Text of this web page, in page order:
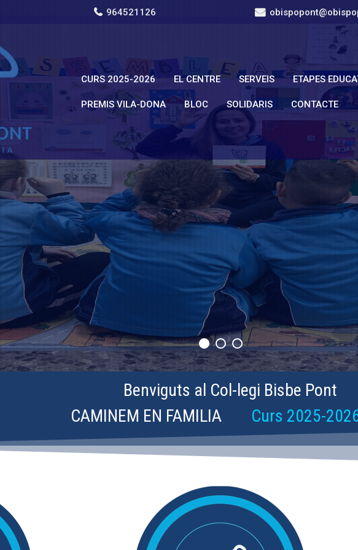
964521126
CURS 2025-2026 EL CENTRE SERVEIS ETAPES
PREMIS VILA-DONA BLOC SOLIDARIS CONTACTE
Benviguts al Col-legi Bisbe Pont
CAMINEM EN FAMILIA Curs 2025-